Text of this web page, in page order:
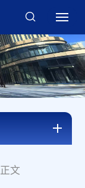
正文